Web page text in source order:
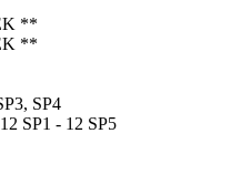
**
**
SP4
SP1 - 12 SP5